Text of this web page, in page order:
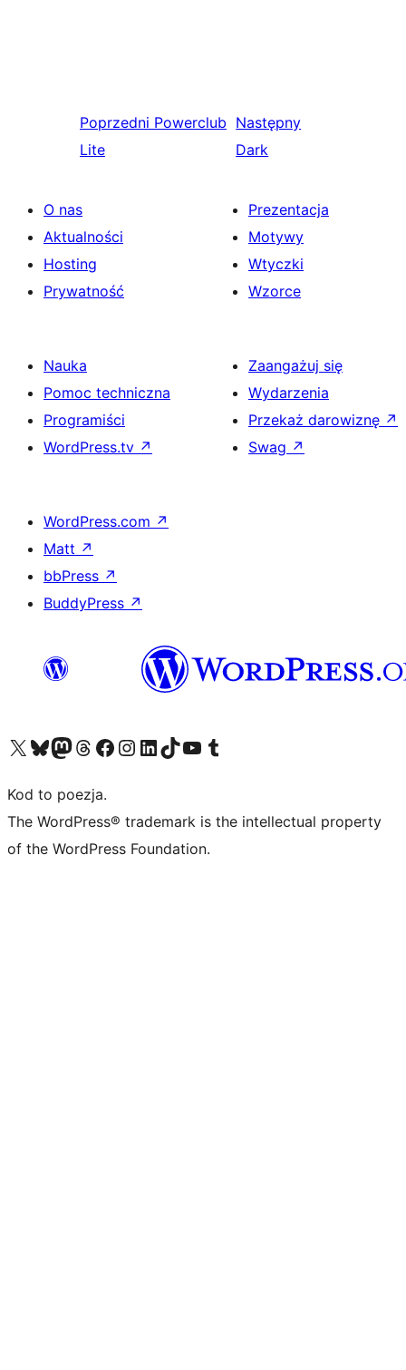
Poprzedni Powerclub
Lite
Następny
Dark
O nas
Aktualności
Hosting
Prywatność
Prezentacja
Motywy
Wtyczki
Wzorce
Nauka
Pomoc techniczna
Programiści
WordPress.tv ↗
Zaangażuj się
Wydarzenia
Przekaż darowiznę ↗
Swag ↗
WordPress.com ↗
Matt ↗
bbPress ↗
BuddyPress ↗
Odwiedź nasze konto X (dawniej Twitter)
Odwiedź nasze konto Bluesky
Odwiedź nasze konto na Mastodoncie
Odwiedź naszego Threadsa
Odwiedź naszego Facebooka
Odwiedź nasze konto na Instagramie
Odwiedź nasze konto na LinkedIn
Odwiedź naszego TikToka
Odwiedź nasz kanał YouTube
Odwiedź naszego Tumblra
Kod to poezja.
The WordPress® trademark is the intellectual property
of the WordPress Foundation.